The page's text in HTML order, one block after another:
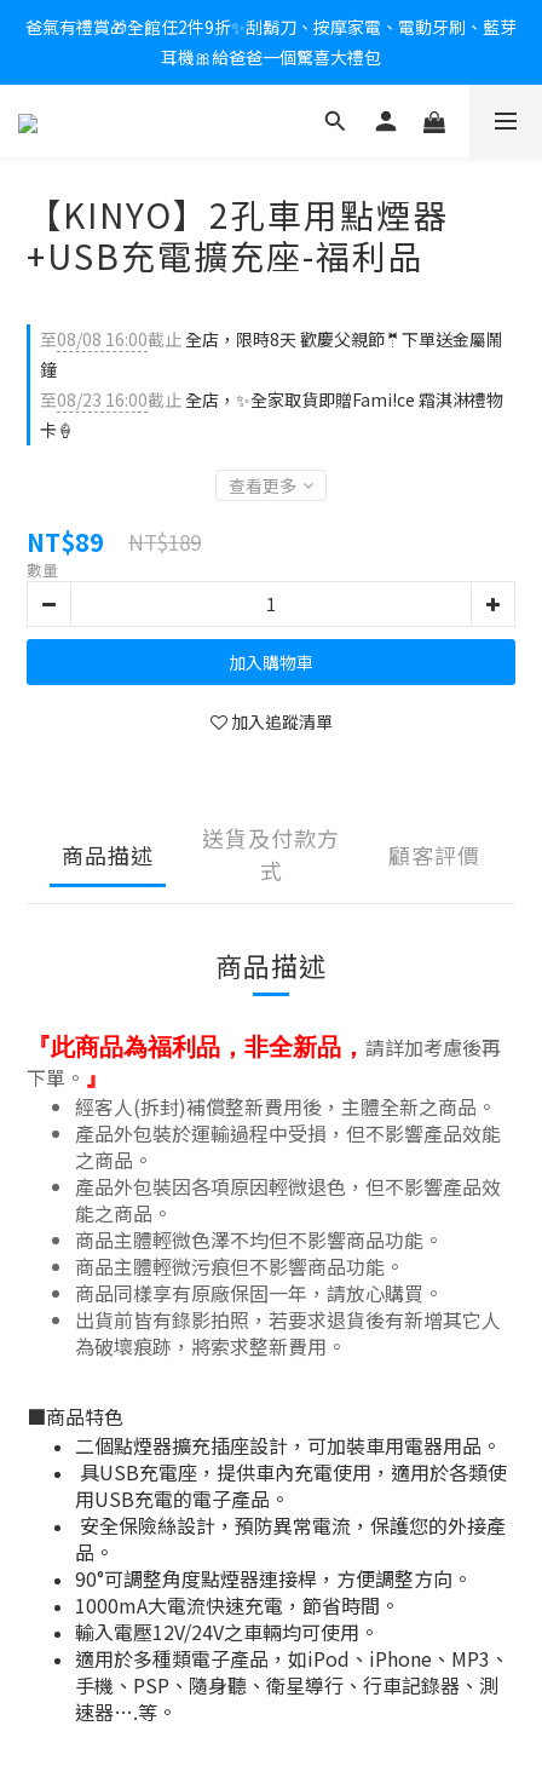
新會員送$100購物金✨再享消費回饋無極限
爸氣有禮賞🎁全館任2件9折✨刮鬍刀、按摩家電、電動牙刷、藍芽
耳機🎀給爸爸一個驚喜大禮包
炎熱夏日救星☀️秒凍扇登場💙半導體製冷 x 微米級冰霧，一秒開
新會員送$100購物金✨再享消費回饋無極限
【KINYO】2孔車用點煙器
+USB充電擴充座-福利品
至08/08 16:00截止全店，限時8天 歡慶父親節🤵下單送金屬鬧
鐘
至08/23 16:00截止全店，✨全家取貨即贈Fami!ce 霜淇淋禮物
卡🍦
查看更多
NT$89 NT$189
數量
加入購物車
加入追蹤清單
商品描述
送貨及付款方
式
顧客評價
商品描述
『此商品為福利品，非全新品， 請詳加考慮後再
下單。 』
經客人(拆封)補償整新費用後，主體全新之商品。
產品外包裝於運輸過程中受損，但不影響產品效能
之商品 。
產品外包裝因各項原因輕微退色，但不影響產品效
能之商品 。
商品主體輕微色澤不均但不影響商品功能 。
商品主體輕微污痕但不影響商品功能 。
商品同樣享有原廠保固一年，請放心購買。
出貨前皆有錄影拍照，若要求退貨後有新增其它人
為破壞痕跡，將索求整新費用。
■商品特色
二個點煙器擴充插座設計，可加裝車用電器用品。
具USB充電座，提供車內充電使用，適用於各類使
用USB充電的電子產品。
安全保險絲設計，預防異常電流，保護您的外接產
品。
90°可調整角度點煙器連接桿，方便調整方向。
1000mA大電流快速充電，節省時間。
輸入電壓12V/24V之車輛均可使用。
適用於多種類電子產品，如iPod、iPhone、MP3、
手機、PSP、隨身聽、衛星導行、行車記錄器、測
速器….等。